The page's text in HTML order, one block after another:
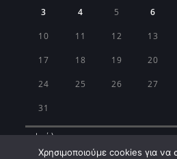
3 4 5 6
10 11 12 13
17 18 19 20
24 25 26 27
31
« Ιούλ
Χρησιμοποιούμε cookies για